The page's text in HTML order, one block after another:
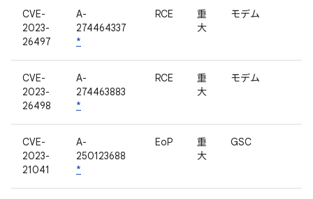
CVE-
2023-
26497
A-
274464337
*
RCE
重
大
モデム
CVE-
2023-
26498
A-
274463883
*
RCE
重
大
モデム
CVE-
2023-
21041
A-
250123688
*
EoP
重
大
GSC